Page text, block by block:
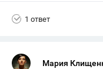
1 ответ
Мария